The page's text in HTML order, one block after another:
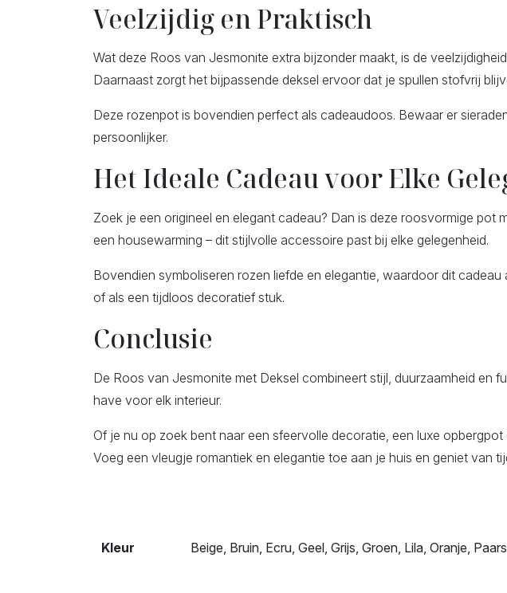
Veelzijdig en Praktisch
Wat deze Roos van Jesmonite extra bijzonder maakt, is de
Daarnaast zorgt het bijpassende deksel ervoor dat je spullen stofvrij
Deze rozenpot is bovendien perfect als cadeaudoos. Bewaar er
persoonlijker.
Het Ideale Cadeau voor Elke
Zoek je een origineel en elegant cadeau? Dan is deze roosvormige
een housewarming – dit stijlvolle accessoire past bij elke gelegenheid.
Bovendien symboliseren rozen liefde en elegantie, waardoor dit
of als een tijdloos decoratief stuk.
Conclusie
De Roos van Jesmonite met Deksel combineert stijl, duurzaamheid en
have voor elk interieur.
Of je nu op zoek bent naar een sfeervolle decoratie, een luxe
Voeg een vleugje romantiek en elegantie toe aan je huis en geniet van
Kleur Beige, Bruin, Ecru, Geel, Grijs, Groen, Lila, Oranje,